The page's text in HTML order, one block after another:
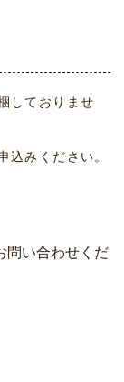
しておりませ
込みください。
問い合わせくだ